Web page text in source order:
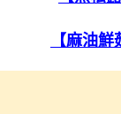
【麻油